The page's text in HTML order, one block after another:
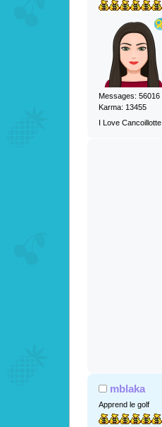
Messages: 56016
Karma: 13455
I Love Cancoillotte
mblaka
Apprend le golf